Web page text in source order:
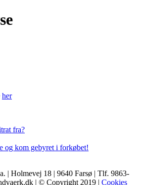
her
fra?
og kom gebyret i forkøbet!
| Holmevej 18 | 9640 Farsø | Tlf. 9863-
| © Copyright 2019 | Cookies